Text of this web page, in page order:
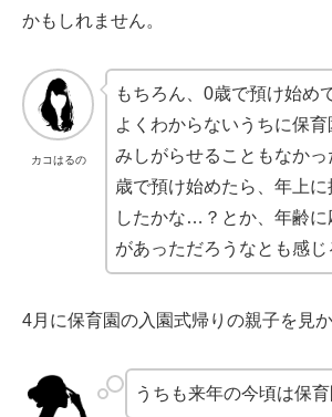
かもしれません。
カコはるの
もちろん、0歳で預け始め
よくわからないうちに保育
みしがらせることもなか
歳で預け始めたら、年上
したかな…？とか、年齢に
があっただろうなとも感じ
4月に保育園の入園式帰りの親子を見か
うちも来年の今頃は保